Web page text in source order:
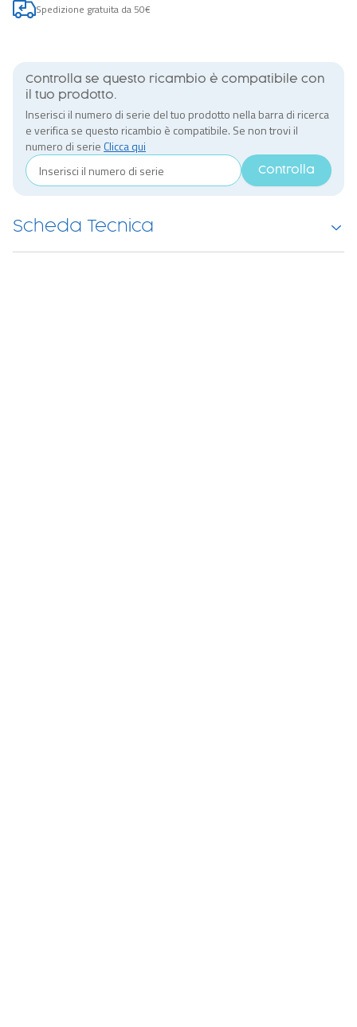
Spedizione gratuita da 50€
Controlla se questo ricambio è compatibile con
il tuo prodotto.
Inserisci il numero di serie del tuo prodotto nella barra di ricerca
e verifica se questo ricambio è compatibile. Se non trovi il
numero di serie Clicca qui
Controlla
Scheda Tecnica